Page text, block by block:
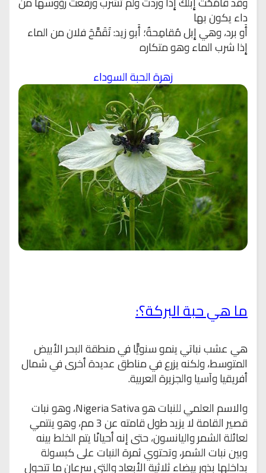
داء يكون بها
أَو برد، وهي إِبل مُقامِحةٌ؛ أَبو زيد: تَقَمَّحَ فلان من الماء
إِذا شرب الماء وهو متكاره
زهرة الحبة السوداء
ما هي حبة البركة؟:
هي عشب نباتي ينمو سنويًّا في منطقة البحر الأبيض
المتوسط، ولكنه يزرع في مناطق عديدة أخرى في شمال
أفريقيا وآسيا والجزيرة العربية.
والاسم العلمي للنبات هوNigeria Sativa، وهو نبات
قصير القامة لا يزيد طول قامته عن 3 مم، وهو ينتمي
لعائلة الشمر واليانسون، حتى إنه أحيانًا يتم الخلط بينه
وبين نبات الشمر، وتحتوي ثمرة النبات على كبسولة
بداخلها بذور بيضاء ثلاثية الأبعاد والتي سرعان ما تتحول